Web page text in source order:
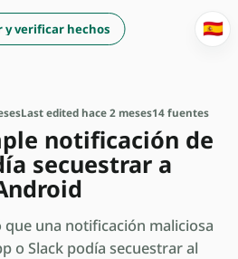
y verificar hechos 🇪🇸
Last edited hace 2 meses14 fuentes
notificación de
secuestrar a
que una notificación maliciosa
o Slack podía secuestrar al